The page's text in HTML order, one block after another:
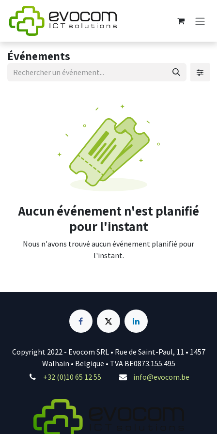
Se rendre au contenu
Événements
Aucun événement n'est planifié
pour l'instant
Nous n'avons trouvé aucun événement planifié pour
l'instant.
Copyright 2022 - Evocom SRL • Rue de Saint-Paul, 11 • 1457
Walhain • Belgique • TVA BE0873.155.495
+32 (0)10 65 12 55
info@evocom.be